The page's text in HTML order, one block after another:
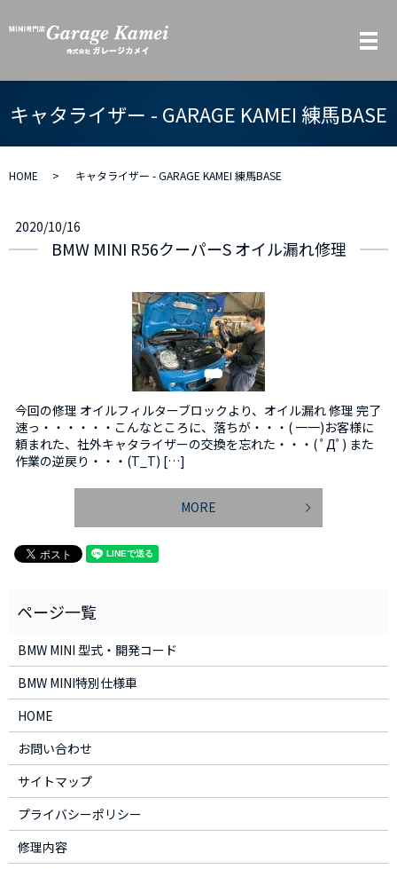
メ
キャタライザー - GARAGE KAMEI 練馬BASE
HOME キャタライザー - GARAGE KAMEI 練馬BASE
2020/10/16
BMW MINI R56クーパーS オイル漏れ修理
今回の修理 オイルフィルターブロックより、オイル漏れ 修理 完了
速っ・・・・・・こんなところに、落ちが・・・( 一一)お客様に
頼まれた、社外キャタライザーの交換を忘れた・・・( ﾟДﾟ) また
作業の逆戻り・・・(T_T) […]
MORE
BMW MINI 型式・開発コード
BMW MINI特別仕様車
HOME
お問い合わせ
サイトマップ
プライバシーポリシー
修理内容